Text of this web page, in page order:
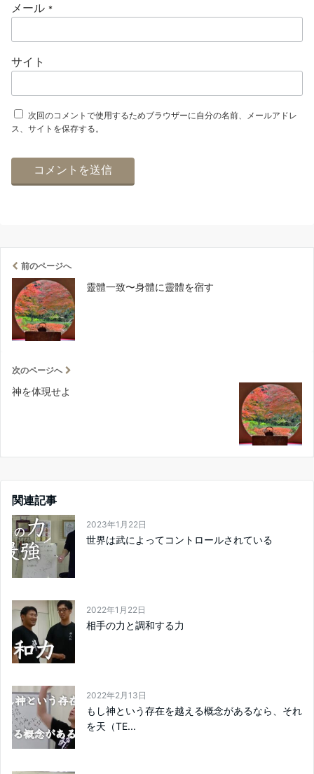
メール *
サイト
次回のコメントで使用するためブラウザーに自分の名前、メールアドレ
ス、サイトを保存する。
前のページへ
靈體一致〜身體に靈體を宿す
次のページへ
神を体現せよ
関連記事
2023年1月22日
世界は武によってコントロールされている
2022年1月22日
相手の力と調和する力
2022年2月13日
もし神という存在を越える概念があるなら、それ
を天（TE...